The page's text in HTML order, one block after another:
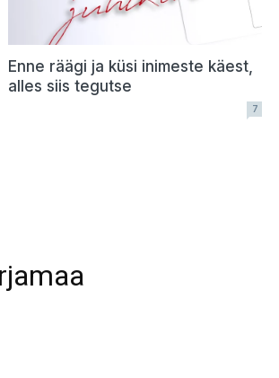
Enne räägi ja küsi inimeste käest,
alles siis tegutse
7